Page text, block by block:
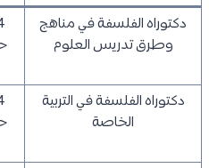
دكتوراه الفلسفة في مناهج
وطرق تدريس العلوم
دكتوراه الفلسفة في التربية
الخاصة